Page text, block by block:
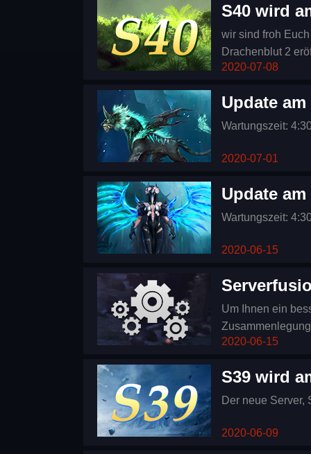
S40 wird
wir sind froh
Drachenblut 2
7/9/2020 um
2020-07-08
Update am
Wartungszeit:
2020-07-01
Update am
Wartungszeit:
2020-06-15
Um Ihnen ein
das Spiel sich
2020-06-15
S39 wird
Der neue Server,
2020-06-09